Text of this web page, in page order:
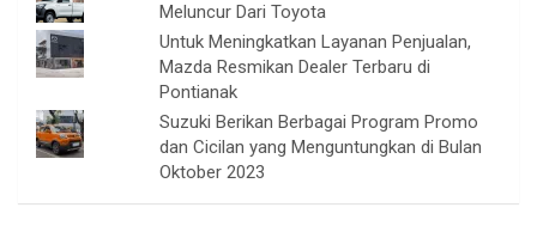
Meluncur Dari Toyota
Untuk Meningkatkan Layanan Penjualan,
Mazda Resmikan Dealer Terbaru di
Pontianak
Suzuki Berikan Berbagai Program Promo
dan Cicilan yang Menguntungkan di Bulan
Oktober 2023